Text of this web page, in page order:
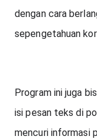
dengan cara
sepengetahuan
Program ini juga
isi pesan teks di
mencuri informasi